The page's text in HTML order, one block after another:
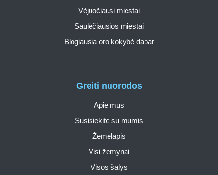
Greiti nuorodos
Apie mus
Susisiekite su mumis
Žemėlapis
Visi žemynai
Visos šalys
Vėjuočiausi miestai
Saulėčiausios miestai
Blogiausia oro kokybė dabar